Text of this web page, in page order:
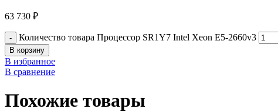
63 730 ₽
Количество товара Процессор SR1Y7 Intel Xeon E5-2660v3
В корзину
В избранное
В сравнение
Похожие товары